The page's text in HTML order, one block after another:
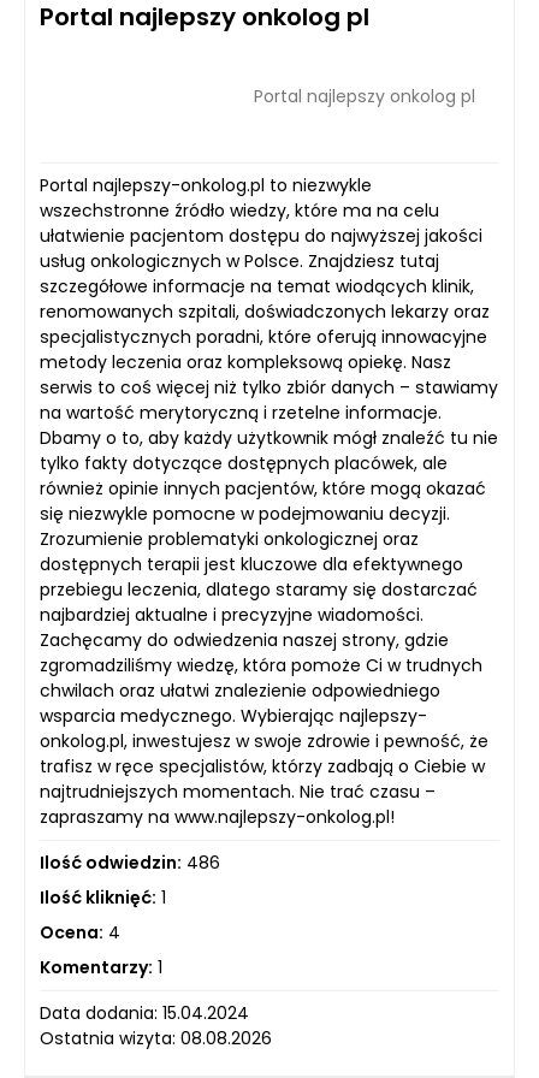
Portal najlepszy onkolog pl
Portal najlepszy onkolog pl
Portal najlepszy-onkolog.pl to niezwykle
wszechstronne źródło wiedzy, które ma na celu
ułatwienie pacjentom dostępu do najwyższej jakości
usług onkologicznych w Polsce. Znajdziesz tutaj
szczegółowe informacje na temat wiodących klinik,
renomowanych szpitali, doświadczonych lekarzy oraz
specjalistycznych poradni, które oferują innowacyjne
metody leczenia oraz kompleksową opiekę. Nasz
serwis to coś więcej niż tylko zbiór danych – stawiamy
na wartość merytoryczną i rzetelne informacje.
Dbamy o to, aby każdy użytkownik mógł znaleźć tu nie
tylko fakty dotyczące dostępnych placówek, ale
również opinie innych pacjentów, które mogą okazać
się niezwykle pomocne w podejmowaniu decyzji.
Zrozumienie problematyki onkologicznej oraz
dostępnych terapii jest kluczowe dla efektywnego
przebiegu leczenia, dlatego staramy się dostarczać
najbardziej aktualne i precyzyjne wiadomości.
Zachęcamy do odwiedzenia naszej strony, gdzie
zgromadziliśmy wiedzę, która pomoże Ci w trudnych
chwilach oraz ułatwi znalezienie odpowiedniego
wsparcia medycznego. Wybierając najlepszy-
onkolog.pl, inwestujesz w swoje zdrowie i pewność, że
trafisz w ręce specjalistów, którzy zadbają o Ciebie w
najtrudniejszych momentach. Nie trać czasu –
zapraszamy na www.najlepszy-onkolog.pl!
Ilość odwiedzin: 486
Ilość kliknięć: 1
Ocena: 4
Komentarzy: 1
Data dodania: 15.04.2024
Ostatnia wizyta: 08.08.2026